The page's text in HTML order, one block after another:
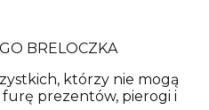
BRELOCZKA
którzy nie mogą
prezentów, pierogi i